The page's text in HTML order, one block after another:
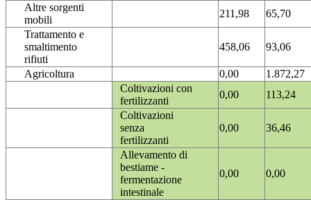
Altre sorgenti
mobili
211,98
65,70
Trattamento e
smaltimento
rifiuti
458,06 93,06
Agricoltura 0,00
1.872,27
Coltivazioni con
fertilizzanti
0,00
113,24
Coltivazioni
senza
fertilizzanti
0,00 36,46
Allevamento di
bestiame -
fermentazione
intestinale
0,00 0,00